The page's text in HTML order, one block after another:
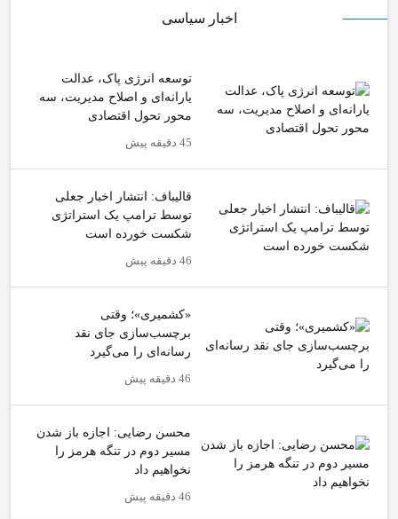
اخبار سیاسی
توسعه انرژی پاک، عدالت
یارانه‌ای و اصلاح مدیریت، سه
محور تحول اقتصادی
45 دقیقه پیش
قالیباف: انتشار اخبار جعلی
توسط ترامپ یک استراتژی
شکست خورده است
46 دقیقه پیش
«کشمیری»؛ وقتی
برچسب‌سازی جای نقد
رسانه‌ای را می‌گیرد
46 دقیقه پیش
محسن رضایی: اجازه باز شدن
مسیر دوم در تنگه هرمز را
نخواهیم داد
46 دقیقه پیش